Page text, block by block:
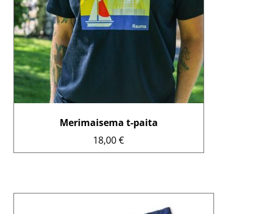
Merimaisema t-paita
18,00€
tehdä
valinnat
tuotteen
sivulla.